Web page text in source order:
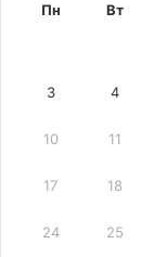
Пн Вт
3 4
10 11
17 18
24 25